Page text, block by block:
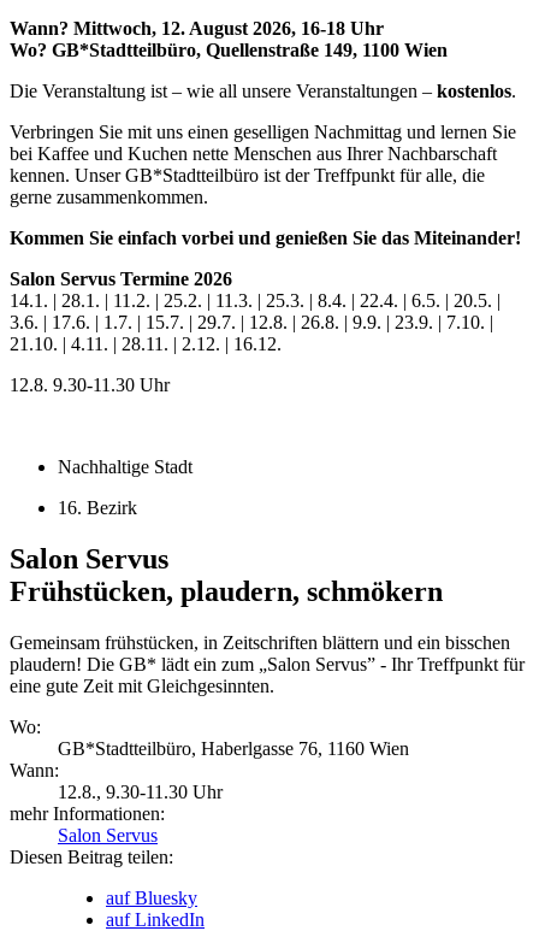
Wann? Mittwoch, 12. August 2026, 16-18 Uhr
Wo? GB*Stadtteilbüro, Quellenstraße 149, 1100 Wien
Die Veranstaltung ist – wie all unsere Veranstaltungen – kostenlos.
Verbringen Sie mit uns einen geselligen Nachmittag und lernen Sie
bei Kaffee und Kuchen nette Menschen aus Ihrer Nachbarschaft
kennen. Unser GB*Stadtteilbüro ist der Treffpunkt für alle, die
gerne zusammenkommen.
Kommen Sie einfach vorbei und genießen Sie das Miteinander!
Salon Servus Termine 2026
14.1. | 28.1. | 11.2. | 25.2. | 11.3. | 25.3. | 8.4. | 22.4. | 6.5. | 20.5. |
3.6. | 17.6. | 1.7. | 15.7. | 29.7. | 12.8. | 26.8. | 9.9. | 23.9. | 7.10. |
21.10. | 4.11. | 28.11. | 2.12. | 16.12.
12.8. 9.30-11.30 Uhr
Nachhaltige Stadt
16. Bezirk
Salon Servus
Frühstücken, plaudern, schmökern
Gemeinsam frühstücken, in Zeitschriften blättern und ein bisschen
plaudern! Die GB* lädt ein zum „Salon Servus” - Ihr Treffpunkt für
eine gute Zeit mit Gleichgesinnten.
Wo:
GB*Stadtteilbüro, Haberlgasse 76, 1160 Wien
Wann:
12.8., 9.30-11.30 Uhr
mehr Informationen:
Salon Servus
Diesen Beitrag teilen:
auf Bluesky
auf LinkedIn